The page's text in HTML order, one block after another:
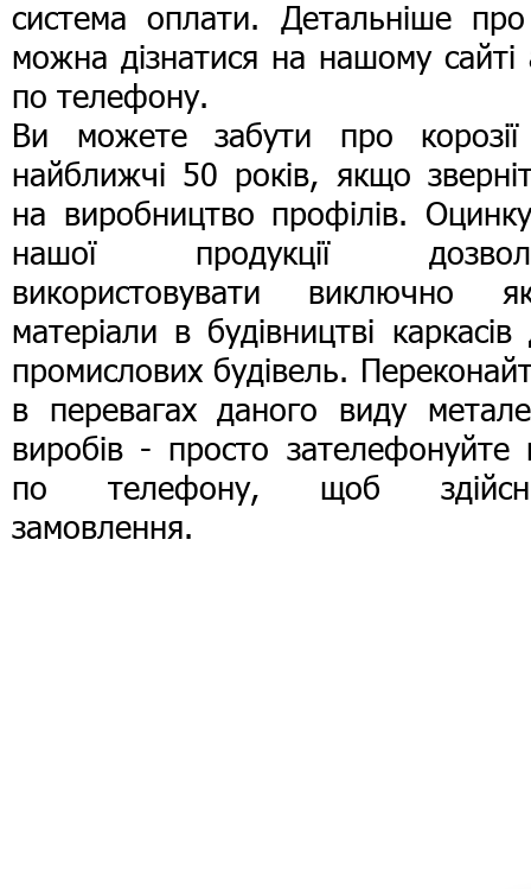
система оплати. Детальніше
можна дізнатися на нашому сайті
по телефону.
Ви можете забути про
найближчі 50 років, якщо
на виробництво профілів.
нашої продукції
використовувати виключно
матеріали в будівництві каркасів
промислових будівель.
в перевагах даного виду
виробів - просто зателефонуйте
по телефону, щоб
замовлення.